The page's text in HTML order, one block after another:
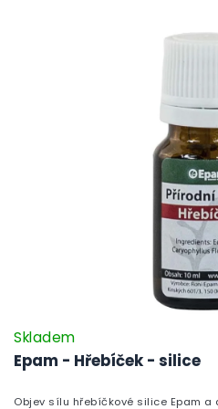
Epam - Hřebíček - silice
Skladem
Objev sílu hřebíčkové silice Epam a